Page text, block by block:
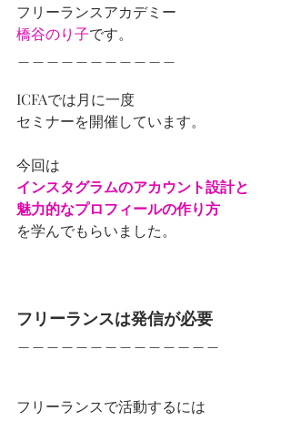
フリーランスアカデミー
橋谷のり子です。
ICFAでは月に一度
セミナーを開催しています。
今回は
インスタグラムのアカウント設計と
魅力的なプロフィールの作り方
を学んでもらいました。
フリーランスは発信が必要
フリーランスで活動するには